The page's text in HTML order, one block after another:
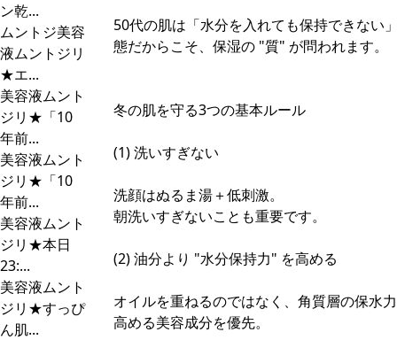
ン乾...
ムントジ美容
液ムントジリ
★エ...
美容液ムント
ジリ★「10
年前...
美容液ムント
ジリ★「10
年前...
美容液ムント
ジリ★本日
23:...
美容液ムント
ジリ★すっぴ
ん肌...
50代の肌は「水分を入れても保持できない
態だからこそ、保湿の "質" が問われます。
冬の肌を守る3つの基本ルール
(1) 洗いすぎない
洗顔はぬるま湯＋低刺激。
朝洗いすぎないことも重要です。
(2) 油分より "水分保持力" を高める
オイルを重ねるのではなく、角質層の保水
高める美容成分を優先。